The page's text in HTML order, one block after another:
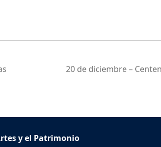
20 de diciembre –
y el Patrimonio